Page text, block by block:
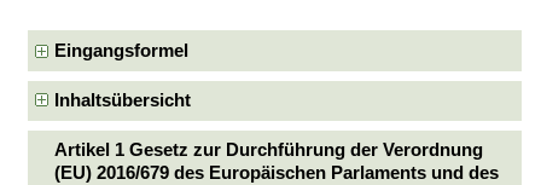
Eingangsformel
Inhaltsübersicht
Artikel 1 Gesetz zur Durchführung der Verordnung
(EU) 2016/679 des Europäischen Parlaments und des